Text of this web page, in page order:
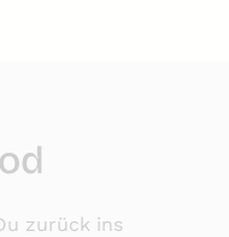
zurück ins